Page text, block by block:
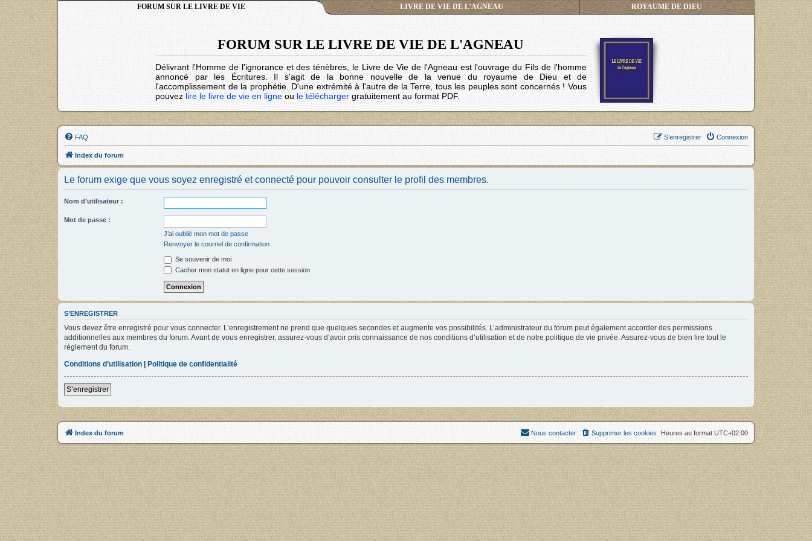
FORUM SUR LE LIVRE DE VIE LIVRE DE VIE DE L’AGNEAU ROYAUME DE DIEU
FORUM SUR LE LIVRE DE VIE DE L'AGNEAU
Délivrant l'Homme de l'ignorance et des ténèbres, le Livre de Vie de l'Agneau est l'ouvrage du Fils de l'homme
annoncé par les Écritures. Il s'agit de la bonne nouvelle de la venue du royaume de Dieu et de
l'accomplissement de la prophétie. D'une extrémité à l'autre de la Terre, tous les peuples sont concernés ! Vous
pouvez lire le livre de vie en ligne ou le télécharger gratuitement au format PDF.
FAQ Connexion
S’enregistrer
Index du forum
Le forum exige que vous soyez enregistré et connecté pour pouvoir consulter le profil des membres.
Nom d’utilisateur :
Mot de passe :
J’ai oublié mon mot de passe
Renvoyer le courriel de confirmation
Se souvenir de moi
Cacher mon statut en ligne pour cette session
S’ENREGISTRER
Vous devez être enregistré pour vous connecter. L’enregistrement ne prend que quelques secondes et augmente vos possibilités. L’administrateur du forum peut également accorder des permissions
additionnelles aux membres du forum. Avant de vous enregistrer, assurez-vous d’avoir pris connaissance de nos conditions d’utilisation et de notre politique de vie privée. Assurez-vous de bien lire tout le
règlement du forum.
Conditions d’utilisation | Politique de confidentialité
S’enregistrer
Index du forum Heures au format UTC+02:00
Supprimer les cookies
Nous contacter